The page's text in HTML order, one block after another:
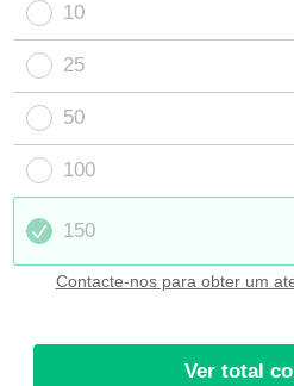
10
25
50
100
150
Contacte-nos para obter um
Ver total